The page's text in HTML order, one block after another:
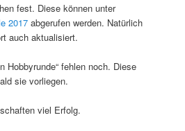
fest. Diese können unter
2017 abgerufen werden. Natürlich
auch aktualisiert.
Hobbyrunde“ fehlen noch. Diese
sie vorliegen.
viel Erfolg.